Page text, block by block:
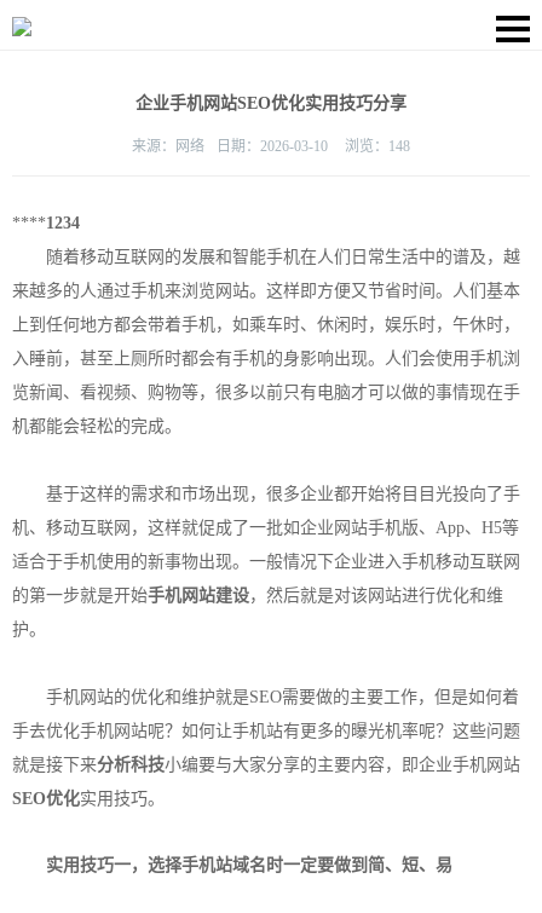
企业手机网站SEO优化实用技巧分享
来源： 网络 日期： 2026-03-10 浏览： 148
****1234
随着移动互联网的发展和智能手机在人们日常生活中的谱及，越
来越多的人通过手机来浏览网站。这样即方便又节省时间。人们基本
上到任何地方都会带着手机，如乘车时、休闲时，娱乐时，午休时，
入睡前，甚至上厕所时都会有手机的身影响出现。人们会使用手机浏
览新闻、看视频、购物等，很多以前只有电脑才可以做的事情现在手
机都能会轻松的完成。
基于这样的需求和市场出现，很多企业都开始将目目光投向了手
机、移动互联网，这样就促成了一批如企业网站手机版、App、H5等
适合于手机使用的新事物出现。一般情况下企业进入手机移动互联网
的第一步就是开始手机网站建设，然后就是对该网站进行优化和维
护。
手机网站的优化和维护就是SEO需要做的主要工作，但是如何着
手去优化手机网站呢？如何让手机站有更多的曝光机率呢？这些问题
就是接下来分析科技小编要与大家分享的主要内容，即企业手机网站
SEO优化实用技巧。
实用技巧一，选择手机站域名时一定要做到简、短、易